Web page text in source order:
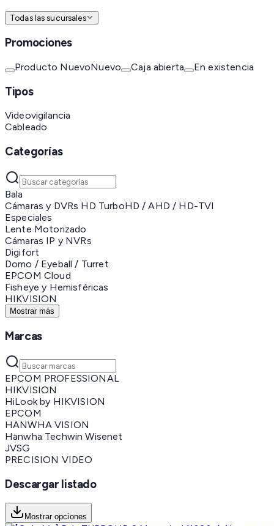
Todas las sucursales
Promociones
Producto NuevoNuevo Caja abierta En existencia
Tipos
Videovigilancia
Cableado
Categorías
Bala
Cámaras y DVRs HD TurboHD / AHD / HD-TVI
Especiales
Lente Motorizado
Cámaras IP y NVRs
Digifort
Domo / Eyeball / Turret
EPCOM Cloud
Fisheye y Hemisféricas
HIKVISION
Mostrar más
Marcas
EPCOM PROFESSIONAL
HIKVISION
HiLook by HIKVISION
EPCOM
HANWHA VISION
Hanwha Techwin Wisenet
JVSG
PRECISION VIDEO
Descargar listado
Mostrar opciones